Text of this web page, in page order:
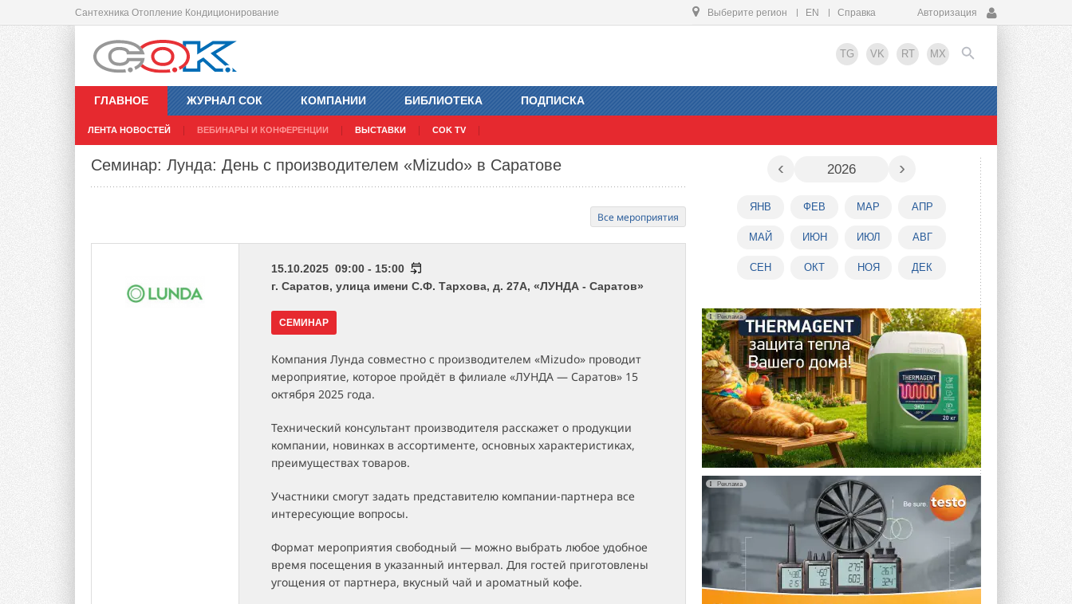
Сантехника Отопление Кондиционирование Выберите регион EN Справка Авторизация
TG VK RT MX
ГЛАВНОЕ
ЛЕНТА НОВОСТЕЙ ВЕБИНАРЫ И КОНФЕРЕНЦИИ ВЫСТАВКИ COK TV
ЖУРНАЛ СОК КОМПАНИИ БИБЛИОТЕКА ПОДПИСКА
EN
Семинар: Лунда: День с производителем «Mizudo» в Саратове
Все мероприятия
15.10.2025 09:00 - 15:00
г. Саратов, улица имени С.Ф. Тархова, д. 27А, «ЛУНДА - Саратов»
СЕМИНАР
Компания Лунда совместно с производителем «Mizudo» проводит
мероприятие, которое пройдёт в филиале «ЛУНДА — Саратов» 15
октября 2025 года.
Технический консультант производителя расскажет о продукции
компании, новинках в ассортименте, основных характеристиках,
преимуществах товаров.
Участники смогут задать представителю компании-партнера все
интересующие вопросы.
Формат мероприятия свободный — можно выбрать любое удобное
время посещения в указанный интервал. Для гостей приготовлены
угощения от партнера, вкусный чай и ароматный кофе.
‹ 2026 ›
ЯНВ ФЕВ МАР АПР
МАЙ ИЮН ИЮЛ АВГ
СЕН ОКТ НОЯ ДЕК
Реклама
Реклама